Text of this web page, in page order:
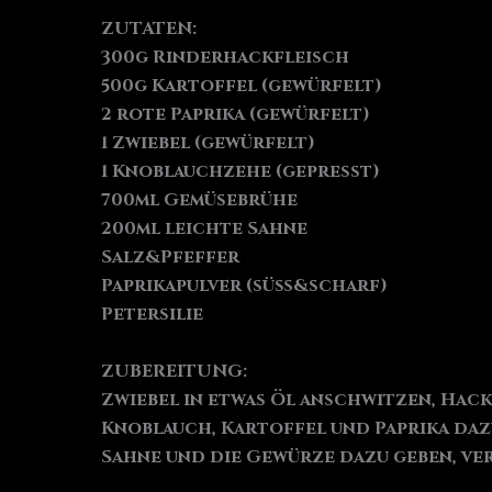
ZUTATEN:
300g Rinderhackfleisch
500g Kartoffel (gewürfelt)
2 rote Paprika (gewürfelt)
1 Zwiebel (gewürfelt)
1 Knoblauchzehe (gepresst)
700ml Gemüsebrühe
200ml leichte Sahne
Salz&Pfeffer
Paprikapulver (süß&scharf)
Petersilie
ZUBEREITUNG:
Zwiebel in etwas Öl anschwitzen,
Knoblauch, Kartoffel und Paprika
Sahne und die Gewürze dazu geben,